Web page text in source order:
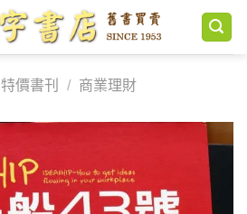
特價書刊 / 商業理財